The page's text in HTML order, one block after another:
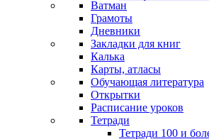
Ватман
Грамоты
Дневники
Закладки для книг
Калька
Карты, атласы
Обучающая литература
Открытки
Расписание уроков
Тетради
Тетради 100 и